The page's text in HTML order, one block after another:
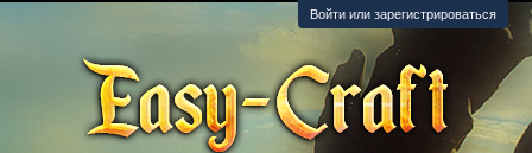
Войти или зарегистрироваться